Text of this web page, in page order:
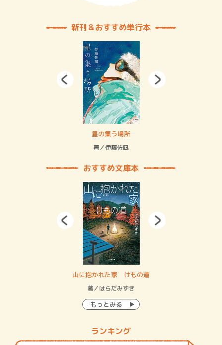
新刊＆おすすめ単行本
星の集う場所
著／伊藤佐凪
おすすめ文庫本
山に抱かれた家 けもの道
著／はらだみずき
もっとみる
ランキング